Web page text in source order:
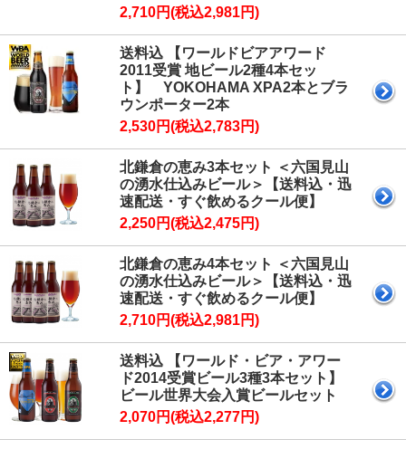
2,710円(税込2,981円)
送料込 【ワールドビアアワード
2011受賞 地ビール2種4本セッ
ト】 YOKOHAMA XPA2本とブラ
ウンポーター2本
2,530円(税込2,783円)
北鎌倉の恵み3本セット ＜六国見山
の湧水仕込みビール＞【送料込・迅
速配送・すぐ飲めるクール便】
2,250円(税込2,475円)
北鎌倉の恵み4本セット ＜六国見山
の湧水仕込みビール＞【送料込・迅
速配送・すぐ飲めるクール便】
2,710円(税込2,981円)
送料込 【ワールド・ビア・アワー
ド2014受賞ビール3種3本セット】
ビール世界大会入賞ビールセット
2,070円(税込2,277円)